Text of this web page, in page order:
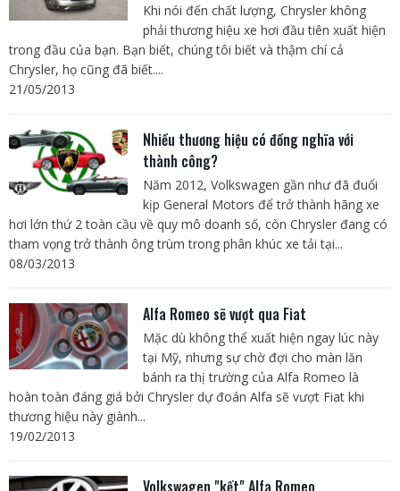
Khi nói đến chất lượng, Chrysler không
phải thương hiệu xe hơi đầu tiên xuất hiện
trong đầu của bạn. Bạn biết, chúng tôi biết và thậm chí cả
Chrysler, họ cũng đã biết....
21/05/2013
Nhiều thương hiệu có đồng nghĩa với
thành công?
Năm 2012, Volkswagen gần như đã đuổi
kịp General Motors để trở thành hãng xe
hơi lớn thứ 2 toàn cầu về quy mô doanh số, còn Chrysler đang có
tham vọng trở thành ông trùm trong phân khúc xe tải tại...
08/03/2013
Alfa Romeo sẽ vượt qua Fiat
Mặc dù không thể xuất hiện ngay lúc này
tại Mỹ, nhưng sự chờ đợi cho màn lăn
bánh ra thị trường của Alfa Romeo là
hoàn toàn đáng giá bởi Chrysler dự đoán Alfa sẽ vượt Fiat khi
thương hiệu này giành...
19/02/2013
Volkswagen "kết" Alfa Romeo